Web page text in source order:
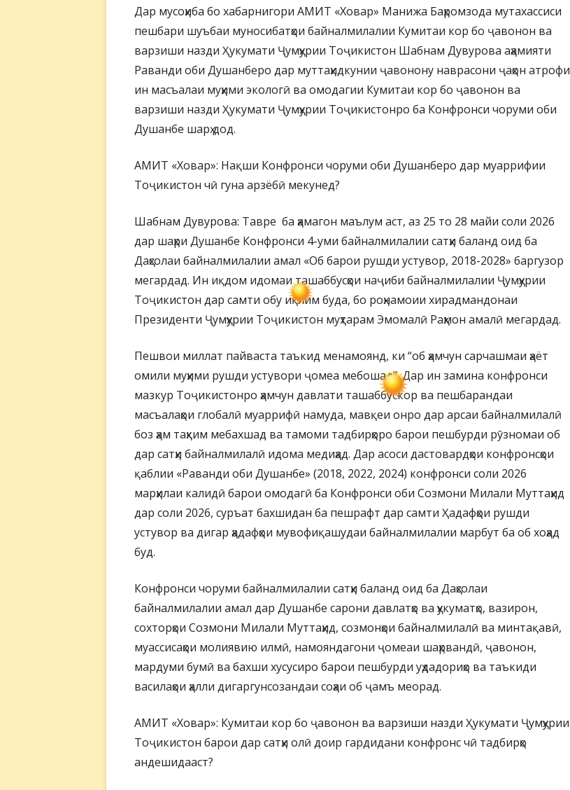
Дар мусоҳиба бо хабарнигори АМИТ «Ховар» Манижа Баҳромзода мутахассиси
пешбари шуъбаи муносибатҳои байналмилалии Кумитаи кор бо ҷавонон ва
варзиши назди Ҳукумати Ҷумҳурии Тоҷикистон Шабнам Дувурова аҳамияти
Раванди оби Душанберо дар муттаҳидкунии ҷавонону наврасони ҷаҳон атрофи
ин масъалаи муҳими экологӣ ва омодагии Кумитаи кор бо ҷавонон ва
варзиши назди Ҳукумати Ҷумҳурии Тоҷикистонро ба Конфронси чоруми оби
Душанбе шарҳ дод.
АМИТ «Ховар»: Нақши Конфронси чоруми оби Душанберо дар муаррифии
Тоҷикистон чӣ гуна арзёбӣ мекунед?
Шабнам Дувурова: Тавре ба ҳамагон маълум аст, аз 25 то 28 майи соли 2026
дар шаҳри Душанбе Конфронси 4-уми байналмилалии сатҳи баланд оид ба
Даҳсолаи байналмилалии амал «Об барои рушди устувор, 2018-2028» баргузор
мегардад. Ин иқдом идомаи ташаббусҳои наҷиби байналмилалии Ҷумҳурии
Тоҷикистон дар самти обу иқлим буда, бо роҳнамоии хирадмандонаи
Президенти Ҷумҳурии Тоҷикистон муҳтарам Эмомалӣ Раҳмон амалӣ мегардад.
Пешвои миллат пайваста таъкид менамоянд, ки “об ҳамчун сарчашмаи ҳаёт
омили муҳими рушди устувори ҷомеа мебошад”. Дар ин замина конфронси
мазкур Тоҷикистонро ҳамчун давлати ташаббускор ва пешбарандаи
масъалаҳои глобалӣ муаррифӣ намуда, мавқеи онро дар арсаи байналмилалӣ
боз ҳам таҳким мебахшад ва тамоми тадбирҳоро барои пешбурди рӯзномаи об
дар сатҳи байналмилалӣ идома медиҳад. Дар асоси дастовардҳои конфронсҳои
қаблии «Раванди оби Душанбе» (2018, 2022, 2024) конфронси соли 2026
марҳилаи калидӣ барои омодагӣ ба Конфронси оби Созмони Милали Муттаҳид
дар соли 2026, суръат бахшидан ба пешрафт дар самти Ҳадафҳои рушди
устувор ва дигар ҳадафҳои мувофиқашудаи байналмилалии марбут ба об хоҳад
буд.
Конфронси чоруми байналмилалии сатҳи баланд оид ба Даҳсолаи
байналмилалии амал дар Душанбе сарони давлатҳо ва ҳукуматҳо, вазирон,
сохторҳои Созмони Милали Муттаҳид, созмонҳои байналмилалӣ ва минтақавӣ,
муассисаҳои молиявию илмӣ, намояндагони ҷомеаи шаҳрвандӣ, ҷавонон,
мардуми бумӣ ва бахши хусусиро барои пешбурди уҳдадориҳо ва таъкиди
василаҳои ҳалли дигаргунсозандаи соҳаи об ҷамъ меорад.
АМИТ «Ховар»: Кумитаи кор бо ҷавонон ва варзиши назди Ҳукумати Ҷумҳурии
Тоҷикистон барои дар сатҳи олӣ доир гардидани конфронс чӣ тадбирҳо
андешидааст?